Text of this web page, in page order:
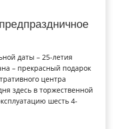
даты – 25-летия
– прекрасный подарок
центра
здесь в торжественной
шесть 4-